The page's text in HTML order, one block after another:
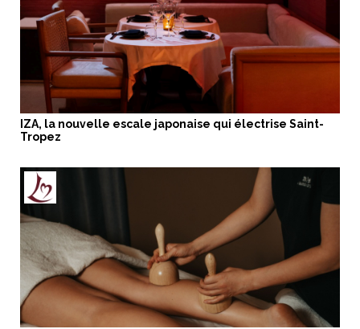
IZA, la nouvelle escale japonaise qui électrise Saint-
Tropez